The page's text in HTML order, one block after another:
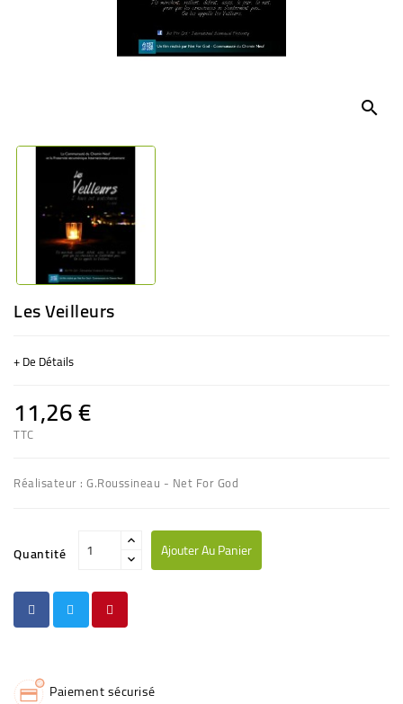
search
Les Veilleurs
+ De Détails
11,26 €
TTC
Réalisateur : G.Roussineau - Net For God
Quantité Ajouter Au Panier
Paiement sécurisé